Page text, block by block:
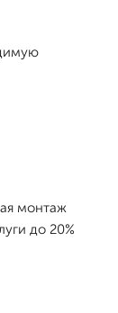
монтаж
до 20%